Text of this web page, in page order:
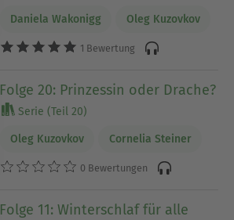
Daniela Wakonigg Oleg Kuzovkov
1 Bewertung
Folge 20: Prinzessin oder Drache?
Serie (Teil 20)
Oleg Kuzovkov Cornelia Steiner
0 Bewertungen
Folge 11: Winterschlaf für alle